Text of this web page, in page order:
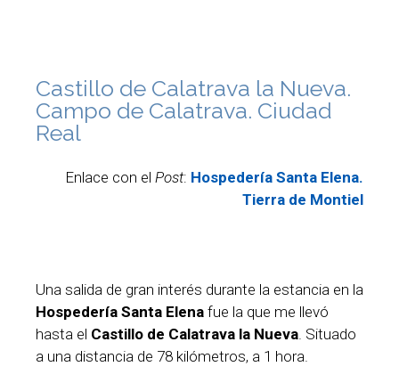
Castillo de Calatrava la Nueva.
Campo de Calatrava. Ciudad
Real
Enlace con el Post: Hospedería Santa Elena.
Tierra de Montiel
Una salida de gran interés durante la estancia en la
Hospedería Santa Elena fue la que me llevó
hasta el Castillo de Calatrava la Nueva . Situado
a una distancia de 78 kilómetros, a 1 hora.